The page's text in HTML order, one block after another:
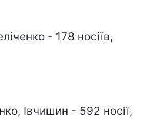
- 178 носіїв,
Івчишин - 592 носії,